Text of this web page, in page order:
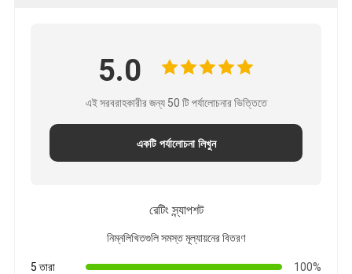
5.0
এই সরবরাহকারীর জন্য 50 টি পর্যালোচনার ভিত্তিতে
একটি পর্যালোচনা লিখুন
রেটিং স্ন্যাপশট
নিম্নলিখিতগুলি সমস্ত মূল্যায়নের বিতরণ
5 তারা
100%